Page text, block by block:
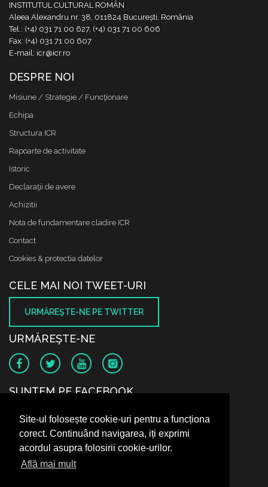
Site-ul folosește cookie-uri pentru a funcționa
corect. Continuând navigarea, iți exprimi
acordul asupra folosirii cookie-urilor.
Află mai mult
INSTITUTUL CULTURAL ROMÂN
Aleea Alexandru nr. 38, 011824 București, România
Tel.: (+4) 031 71 00 627, (+4) 031 71 00 606
Fax: (+4) 031 71 00 607
E-mail: icr@icr.ro
DESPRE NOI
Misiune / Strategie / Funcţionare
Echipa
Structura ICR
Rapoarte de activitate
Istoric
Declaraţii de avere
Achizitii
Nota de fundamentare cladire ICR
Contact
Cookies & protectia datelor
CELE MAI NOI TWEET-URI
URMĂREŞTE-NE PE TWITTER
URMĂREŞTE-NE
SUNTEM PE FACEBOOK